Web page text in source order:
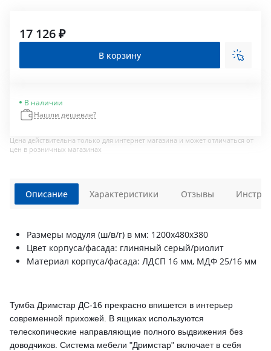
17 126 ₽
В корзину
В наличии
Нашли дешевле?
Цена действительна только для интернет магазина и может отличаться от
цен в розничных магазинах
Описание
Размеры модуля (ш/в/г) в мм: 1200х480х380
Цвет корпуса/фасада: глиняный серый/риолит
Материал корпуса/фасада: ЛДСП 16 мм, МДФ 25/16 мм
Тумба Дримстар ДС-16 прекрасно впишется в интерьер
современной прихожей. В ящиках используются
телескопические направляющие полного выдвижения без
доводчиков. Система мебели "Дримстар" включает в себя
Характеристики Отзывы